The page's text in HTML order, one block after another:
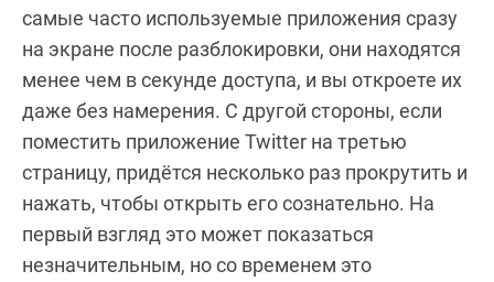
самые часто используемые приложения сразу
на экране после разблокировки, они находятся
менее чем в секунде доступа, и вы откроете их
даже без намерения. С другой стороны, если
поместить приложение Twitter на третью
страницу, придётся несколько раз прокрутить и
нажать, чтобы открыть его сознательно. На
первый взгляд это может показаться
незначительным, но со временем это